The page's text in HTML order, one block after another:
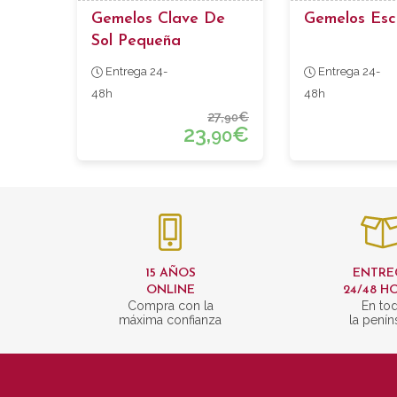
Gemelos Clave De
Sol Pequeña
Entrega 24-
48h
27,90€
23,90€
Gemelos
Entrega 24-
48h
15 AÑOS
ONLINE
Compra con la
máxima confianza
24/48
En
la